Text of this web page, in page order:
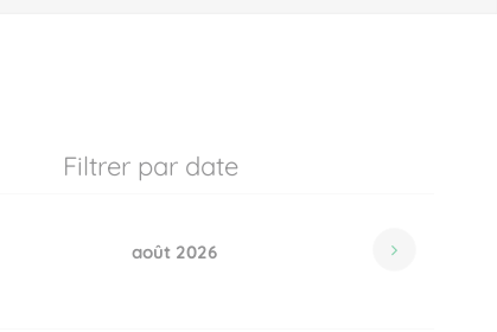
Filtrer par date
août 2026